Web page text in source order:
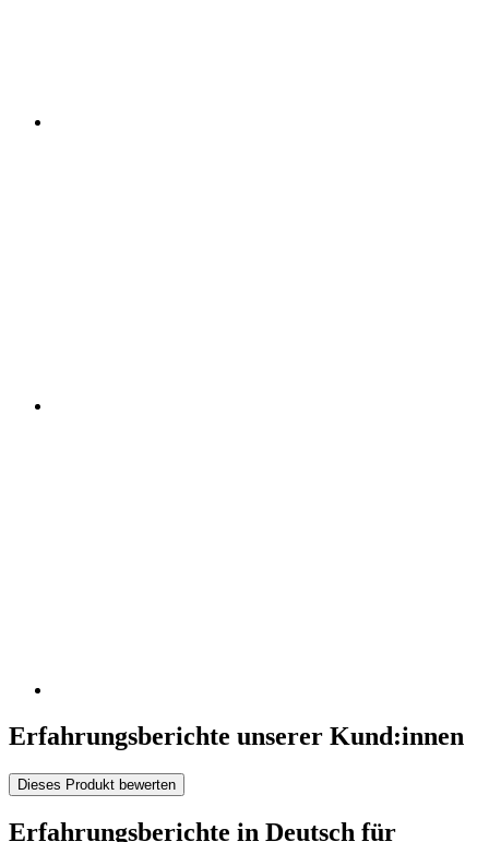
Erfahrungsberichte unserer Kund:innen
Dieses Produkt bewerten
Erfahrungsberichte in Deutsch für